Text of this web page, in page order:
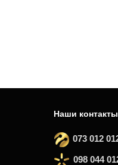
Наши контакты
073 012
098 044